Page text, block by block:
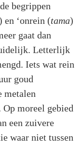
begrippen
en ‘onrein (tama)
gaat dan
Letterlijk
Iets wat rein
goud
metalen
Op moreel gebied
een zuivere
waar niet tussen